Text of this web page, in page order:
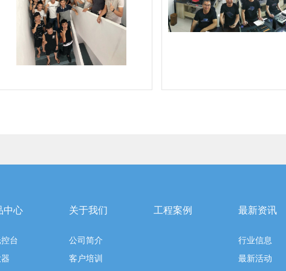
中心
台
关于我们
公司简介
客户培训
工程案例 最新资讯
行业信息
最新活动